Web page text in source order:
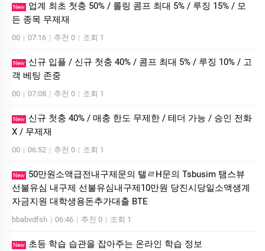
New
업계 최초 첫충 50% / 롤링 콤프 최대 5% / 루징 15% / 모
든 종목 무제재
00 | 07:16 | 추천 0 | 조회 1
New
신규 입플 / 신규 첫충 40% / 콤프 최대 5% / 루징 10% / 고
객 베팅 존중
00 | 07:08 | 추천 0 | 조회 1
New
신규 첫충 40% / 매충 한도 무제한 / 테더 가능 / 승인 전화
X / 무제재
00 | 06:52 | 추천 0 | 조회 1
New
50만원소액급전내구제문의 탤ㄹH문의 Tsbusim 탬스뷰
선불유심 내구제 선불유심내구제10만원 당진시당일소액생계
자금지원 대학생용돈추가대출 BTE
bbabvdfsh | 06:46 | 추천 0 | 조회 1
New 초등 학습 습관을 잡아주는 온라인 학습 정보